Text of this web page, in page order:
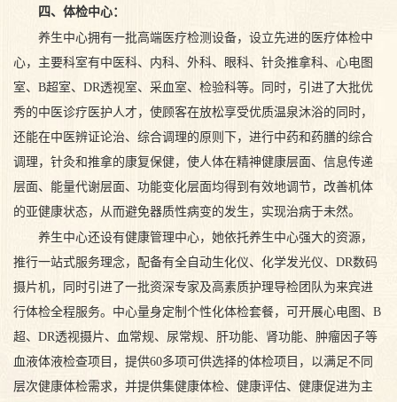
四、体检中心：
养生中心拥有一批高端医疗检测设备，设立先进的医疗体检中
心，主要科室有中医科、内科、外科、眼科、针灸推拿科、心电图
室、B超室、DR透视室、采血室、检验科等。同时，引进了大批优
秀的中医诊疗医护人才，使顾客在放松享受优质温泉沐浴的同时，
还能在中医辨证论治、综合调理的原则下，进行中药和药膳的综合
调理，针灸和推拿的康复保健，使人体在精神健康层面、信息传递
层面、能量代谢层面、功能变化层面均得到有效地调节，改善机体
的亚健康状态，从而避免器质性病变的发生，实现治病于未然。
养生中心还设有健康管理中心，她依托养生中心强大的资源，
推行一站式服务理念，配备有全自动生化仪、化学发光仪、DR数码
摄片机，同时引进了一批资深专家及高素质护理导检团队为来宾进
行体检全程服务。中心量身定制个性化体检套餐，可开展心电图、B
超、DR透视摄片、血常规、尿常规、肝功能、肾功能、肿瘤因子等
血液体液检查项目，提供60多项可供选择的体检项目，以满足不同
层次健康体检需求，并提供集健康体检、健康评估、健康促进为主